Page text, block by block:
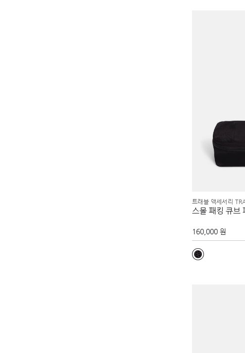
트래블 액세서리
스몰 패킹 큐브
160,000 원